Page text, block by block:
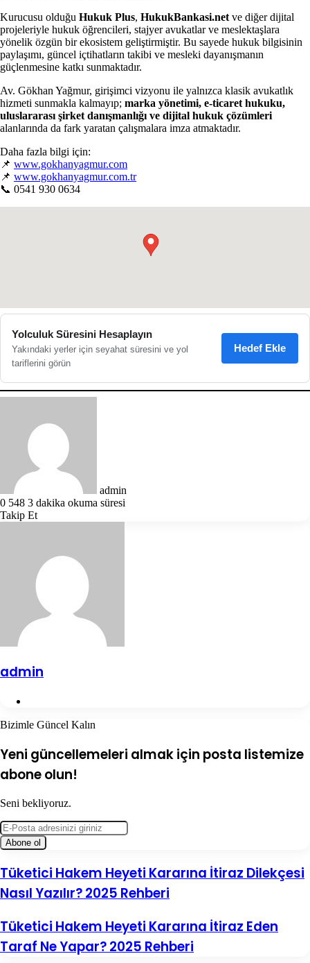
Kurucusu olduğu Hukuk Plus, HukukBankasi.net ve diğer dijital
projeleriyle hukuk öğrencileri, stajyer avukatlar ve meslektaşlara
yönelik özgün bir ekosistem geliştirmiştir. Bu sayede hukuk bilgisinin
paylaşımı, güncel içtihatların takibi ve mesleki dayanışmanın
güçlenmesine katkı sunmaktadır.
Av. Gökhan Yağmur, girişimci vizyonu ile yalnızca klasik avukatlık
hizmeti sunmakla kalmayıp; marka yönetimi, e-ticaret hukuku,
uluslararası şirket danışmanlığı ve dijital hukuk çözümleri
alanlarında da fark yaratan çalışmalara imza atmaktadır.
Daha fazla bilgi için:
📌 www.gokhanyagmur.com
📌 www.gokhanyagmur.com.tr
📞 0541 930 0634
●
Yolculuk Süresini Hesaplayın
Yakındaki yerler için seyahat süresini ve yol
tariflerini görün
Hedef Ekle
admin
0 548 3 dakika okuma süresi
Takip Et
admin
Bizimle Güncel Kalın
Yeni güncellemeleri almak için posta listemize
abone olun!
Seni bekliyoruz.
E-
Posta
adresinizi
Tüketici
Hakem
Heyeti
İtiraz
Dilekçesi
Nasıl
Yazılır?
Tüketici Hakem Heyeti Kararına İtiraz Dilekçesi
Nasıl Yazılır? 2025 Rehberi
Tüketici
Hakem
Heyeti
Tüketici Hakem Heyeti Kararına İtiraz Eden
Taraf Ne Yapar? 2025 Rehberi